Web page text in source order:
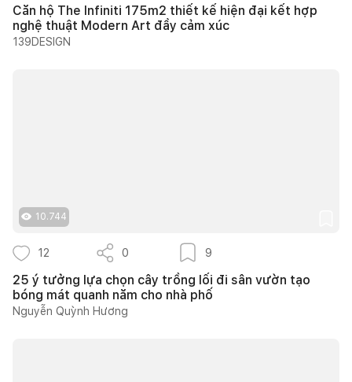
Căn hộ The Infiniti 175m2 thiết kế hiện đại kết hợp
nghệ thuật Modern Art đầy cảm xúc
139DESIGN
10.744
12 0 9
25 ý tưởng lựa chọn cây trồng lối đi sân vườn tạo
bóng mát quanh năm cho nhà phố
Nguyễn Quỳnh Hương